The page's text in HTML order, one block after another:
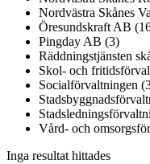
Nordvästra Skånes
Öresundskraft AB
Pingday AB (3)
Räddningstjänsten
Skol- och
Socialförvaltningen
Vård- och
Inga resultat hittades